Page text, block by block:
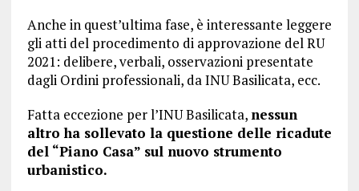
Anche in quest’ultima fase, è interessante leggere
gli atti del procedimento di approvazione del RU
2021: delibere, verbali, osservazioni presentate
dagli Ordini professionali, da INU Basilicata, ecc.
Fatta eccezione per l’INU Basilicata, nessun
altro ha sollevato la questione delle ricadute
del “Piano Casa” sul nuovo strumento
urbanistico.